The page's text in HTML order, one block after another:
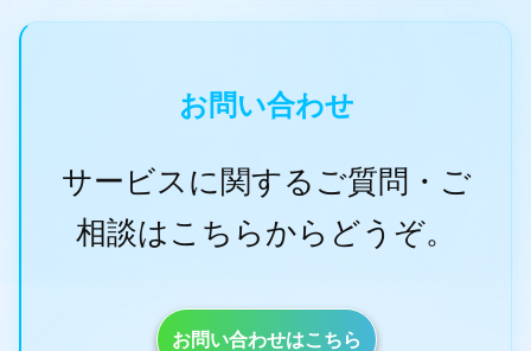
お問い合わせ
サービスに関するご質問・ご
相談はこちらからどうぞ。
お問い合わせはこちら